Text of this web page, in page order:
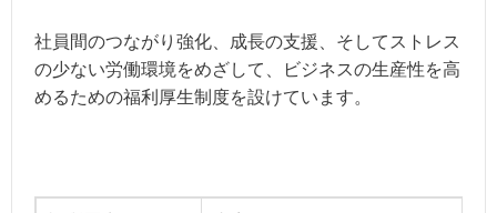
社員間のつながり強化、成長の支援、そしてストレス
の少ない労働環境をめざして、ビジネスの生産性を高
めるための福利厚生制度を設けています。